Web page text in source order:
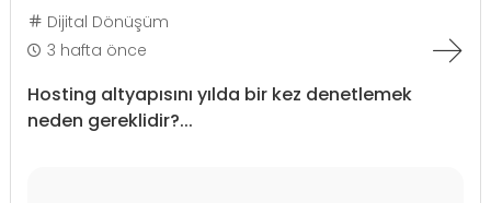
Dijital Dönüşüm
3 hafta önce
Hosting altyapısını yılda bir kez denetlemek
neden gereklidir?...